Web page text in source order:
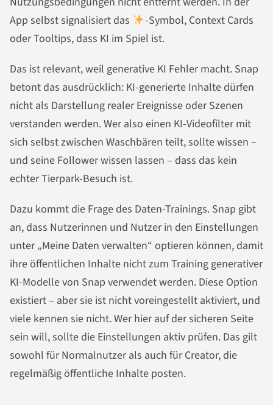
App selbst signalisiert das
-Symbol, Context Cards
oder Tooltips, dass KI im Spiel ist.
Das ist relevant, weil generative KI Fehler macht. Snap
betont das ausdrücklich: KI-generierte Inhalte dürfen
nicht als Darstellung realer Ereignisse oder Szenen
verstanden werden. Wer also einen KI-Videofilter mit
sich selbst zwischen Waschbären teilt, sollte wissen –
und seine Follower wissen lassen – dass das kein
echter Tierpark-Besuch ist.
Dazu kommt die Frage des Daten-Trainings. Snap gibt
an, dass Nutzerinnen und Nutzer in den Einstellungen
unter „Meine Daten verwalten“ optieren können, damit
ihre öffentlichen Inhalte nicht zum Training generativer
KI-Modelle von Snap verwendet werden. Diese Option
existiert – aber sie ist nicht voreingestellt aktiviert, und
viele kennen sie nicht. Wer hier auf der sicheren Seite
sein will, sollte die Einstellungen aktiv prüfen. Das gilt
sowohl für Normalnutzer als auch für Creator, die
regelmäßig öffentliche Inhalte posten.